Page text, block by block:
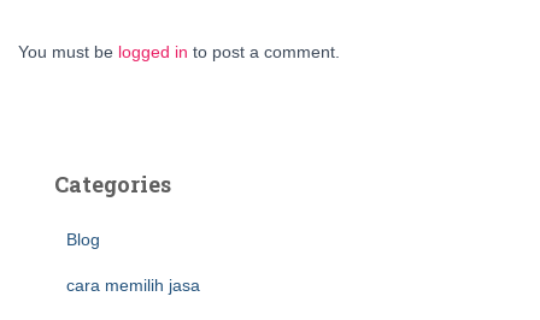
You must be logged in to post a comment.
Categories
Blog
cara memilih jasa